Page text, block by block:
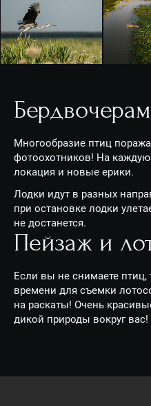
Бердвочерам
Многообразие птиц
фотоохотников! На
локация и новые ерики.
Лодки идут в разных
при остановке лодки
не достанется.
Пейзаж и
Если вы не снимаете птиц,
времени для съемки
на раскаты! Очень
дикой природы вокруг вас!